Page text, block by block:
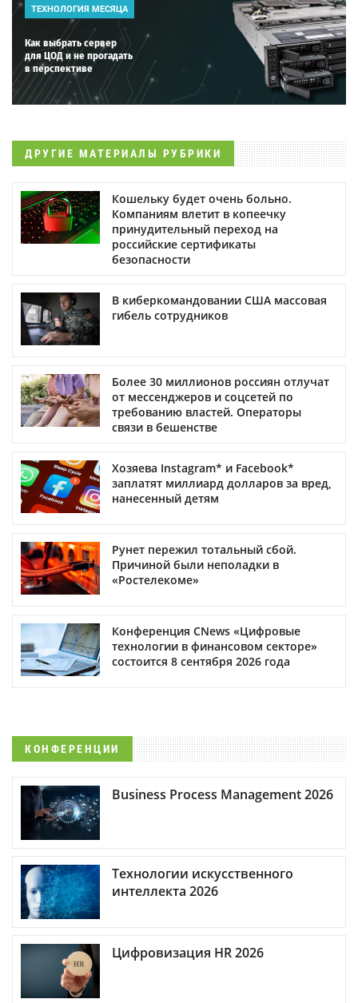
ТЕХНОЛОГИЯ МЕСЯЦА
Как выбрать сервер
для ЦОД и не прогадать
в перспективе
ДРУГИЕ МАТЕРИАЛЫ РУБРИКИ
Кошельку будет очень больно.
Компаниям влетит в копеечку
принудительный переход на
российские сертификаты
безопасности
В киберкомандовании США массовая
гибель сотрудников
Более 30 миллионов россиян отлучат
от мессенджеров и соцсетей по
требованию властей. Операторы
связи в бешенстве
Хозяева Instagram* и Facebook*
заплатят миллиард долларов за вред,
нанесенный детям
Рунет пережил тотальный сбой.
Причиной были неполадки в
«Ростелекоме»
Конференция CNews «Цифровые
технологии в финансовом секторе»
состоится 8 сентября 2026 года
КОНФЕРЕНЦИИ
Business Process Management 2026
Технологии искусственного
интеллекта 2026
Цифровизация HR 2026